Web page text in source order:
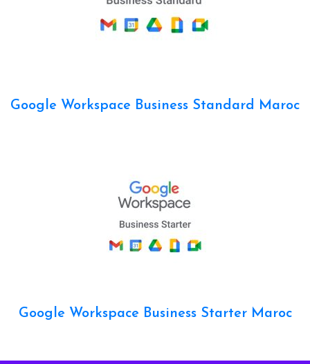
Google Workspace Business Standard Maroc
Google Workspace Business Starter Maroc